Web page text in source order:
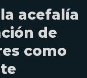
acefalía
de
como